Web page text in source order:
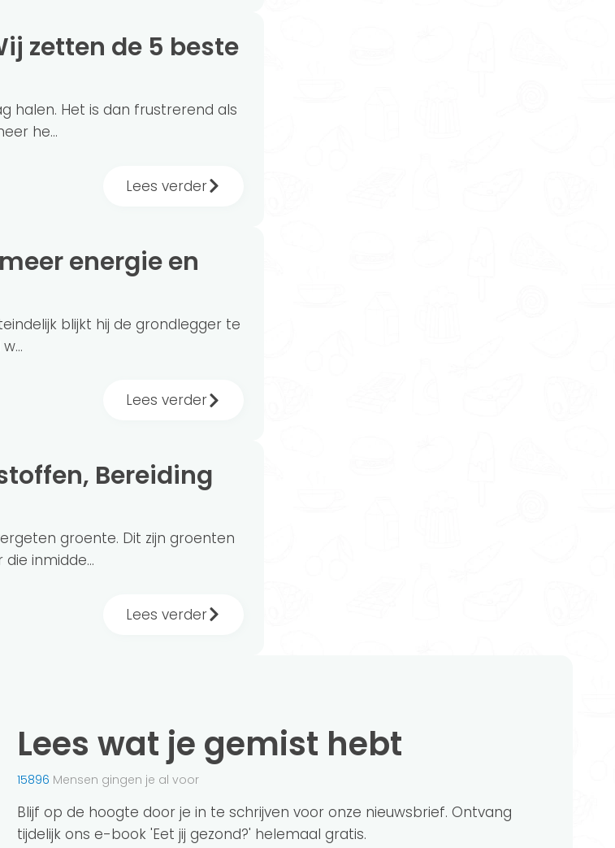
halen. Het is dan frustrerend als
he...
Lees verder
blijkt hij de grondlegger te
Lees verder
groente. Dit zijn groenten
inmidde...
Lees verder
Lees wat je gemist hebt
15896 Mensen gingen je al voor
Blijf op de hoogte door je in te schrijven voor onze nieuwsbrief. Ontvang
tijdelijk ons e-book 'Eet jij gezond?' helemaal gratis.